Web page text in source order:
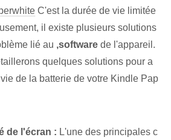
C'est la durée de vie limitée
il existe plusieurs solutions⁤
lié au‍ ,software de l'appareil.‌
quelques solutions pour a
de la batterie de votre ⁤Kindle Pap
de l'écran : ‌L'une des principales c